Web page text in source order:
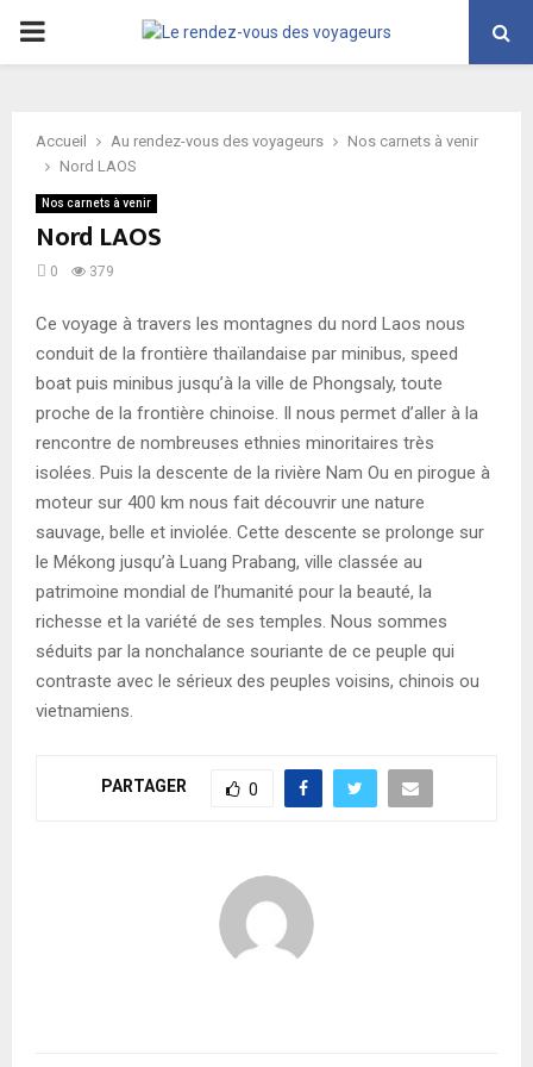
PRIMARY
Accueil Au rendez-vous des voyageurs
Nos carnets à venir
Nord LAOS
Nos carnets à venir
Nord LAOS
0 379
Ce voyage à travers les montagnes du nord Laos nous
conduit de la frontière thaïlandaise par minibus, speed
boat puis minibus jusqu’à la ville de Phongsaly, toute
proche de la frontière chinoise. Il nous permet d’aller à la
rencontre de nombreuses ethnies minoritaires très
isolées. Puis la descente de la rivière Nam Ou en pirogue à
moteur sur 400 km nous fait découvrir une nature
sauvage, belle et inviolée. Cette descente se prolonge sur
le Mékong jusqu’à Luang Prabang, ville classée au
patrimoine mondial de l’humanité pour la beauté, la
richesse et la variété de ses temples. Nous sommes
séduits par la nonchalance souriante de ce peuple qui
contraste avec le sérieux des peuples voisins, chinois ou
vietnamiens.
PARTAGER 0